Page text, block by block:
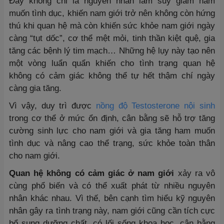
muốn tình dục, khiến nam giới trở nên không còn hứng
thú khi quan hệ mà còn khiến sức khỏe nam giới ngày
càng “tụt dốc”, cơ thể mệt mỏi, tinh thần kiệt quệ, gia
tăng các bệnh lý tim mạch… Những hệ lụy này tạo nên
một vòng luẩn quẩn khiến cho tình trạng quan hệ
không có cảm giác không thể tự hết thậm chí ngày
càng gia tăng.
Vì vậy, duy trì được nồng độ Testosterone nội sinh
trong cơ thể ở mức ổn định, cân bằng sẽ hỗ trợ tăng
cường sinh lực cho nam giới và gia tăng ham muốn
tình dục và nâng cao thể trạng, sức khỏe toàn thân
cho nam giới.
Quan hệ không có cảm giác ở nam giới xảy ra vô
cùng phổ biến và có thể xuất phát từ nhiều nguyên
nhân khác nhau. Vì thế, bên cạnh tìm hiểu kỹ nguyên
nhân gây ra tình trạng này, nam giới cũng cần tích cực